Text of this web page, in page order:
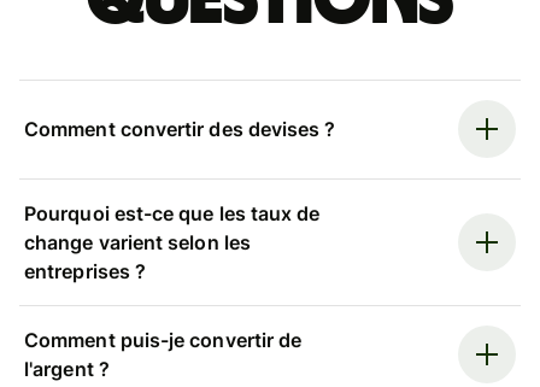
Comment convertir des devises ?
Pourquoi est-ce que les taux de
change varient selon les
entreprises ?
Comment puis-je convertir de
l'argent ?